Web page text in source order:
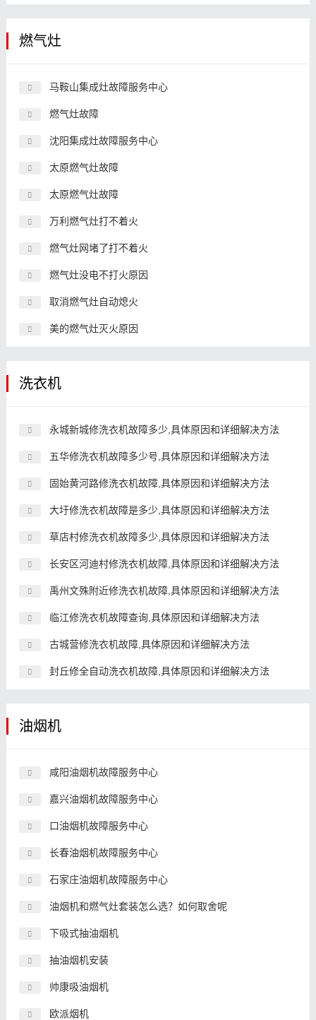
燃气灶
马鞍山集成灶故障服务中心
燃气灶故障
沈阳集成灶故障服务中心
太原燃气灶故障
太原燃气灶故障
万利燃气灶打不着火
燃气灶网堵了打不着火
燃气灶没电不打火原因
取消燃气灶自动熄火
美的燃气灶灭火原因
洗衣机
永城新城修洗衣机故障多少,具体原因和详细解决方法
五华修洗衣机故障多少号,具体原因和详细解决方法
固始黄河路修洗衣机故障,具体原因和详细解决方法
大圩修洗衣机故障是多少,具体原因和详细解决方法
草店村修洗衣机故障多少,具体原因和详细解决方法
长安区河迪村修洗衣机故障,具体原因和详细解决方法
禹州文殊附近修洗衣机故障,具体原因和详细解决方法
临江修洗衣机故障查询,具体原因和详细解决方法
古城营修洗衣机故障,具体原因和详细解决方法
封丘修全自动洗衣机故障,具体原因和详细解决方法
油烟机
咸阳油烟机故障服务中心
嘉兴油烟机故障服务中心
口油烟机故障服务中心
长春油烟机故障服务中心
石家庄油烟机故障服务中心
油烟机和燃气灶套装怎么选？如何取舍呢
下吸式抽油烟机
抽油烟机安装
帅康吸油烟机
欧派烟机